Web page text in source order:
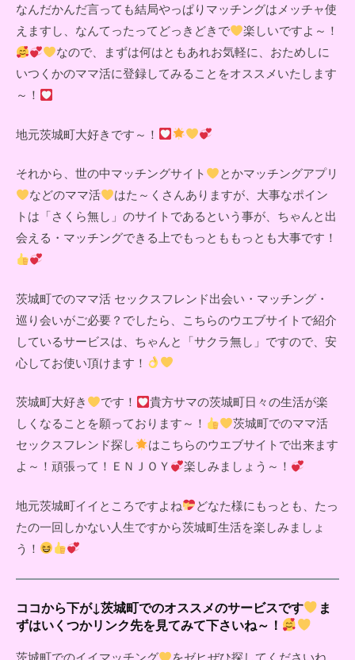
なんだかんだ言っても結局やっぱりマッチングはメッチャ使
えますし、なんてったってどっきどきで
楽しいですよ～！
なので、まずは何はともあれお気軽に、おためしに
いつくかのママ活に登録してみることをオススメいたします
～！
地元茨城町大好きです～！
それから、世の中マッチングサイト
とかマッチングアプリ
などのママ活
はた～くさんありますが、大事なポイン
トは「さくら無し」のサイトであるという事が、ちゃんと出
会える・マッチングできる上でもっとももっとも大事です！
茨城町でのママ活 セックスフレンド出会い・マッチング・
巡り会いがご必要？でしたら、こちらのウエブサイトで紹介
しているサービスは、ちゃんと「サクラ無し」ですので、安
心してお使い頂けます！
茨城町大好き です！
貴方サマの茨城町日々の生活が楽
しくなることを願っております～！
茨城町でのママ活
セックスフレンド探し
はこちらのウエブサイトで出来ます
よ～！頑張って！ＥＮＪＯＹ
楽しみましょう～！
地元茨城町イイところですよね
どなた様にもっとも、たっ
たの一回しかない人生ですから茨城町生活を楽しみましょ
う！
ココから下が↓茨城町でのオススメのサービスです
ま
ずはいくつかリンク先を見てみて下さいね～！